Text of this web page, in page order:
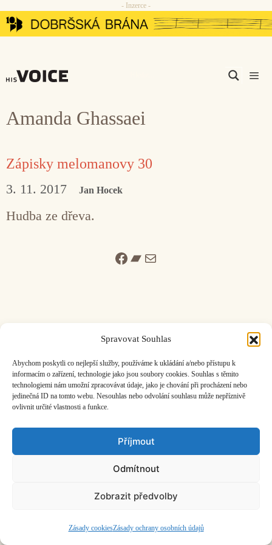
Spravovat Souhlas
Abychom poskytli co nejlepší služby, používáme k ukládání a/nebo přístupu k
informacím o zařízení, technologie jako jsou soubory cookies. Souhlas s těmito
technologiemi nám umožní zpracovávat údaje, jako je chování při procházení nebo
jedinečná ID na tomto webu. Nesouhlas nebo odvolání souhlasu může nepříznivě
ovlivnit určité vlastnosti a funkce.
Příjmout
Odmítnout
Zobrazit předvolby
Zásady cookiesZásady ochrany osobních údajů
Přeskočit
na
- Inzerce -
Amanda Ghassaei
Zápisky melomanovy 30
3. 11. 2017 Jan Hocek
Hudba ze dřeva.
Facebook
Bandcamp
Mail
ČASOPIS O JINÉ HUDBĚ | vydáváHudební informační středisko
|
©2026 HISvoice – design a adminAtelier Dokument